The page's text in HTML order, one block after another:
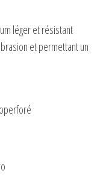
léger et résistant
et permettant un